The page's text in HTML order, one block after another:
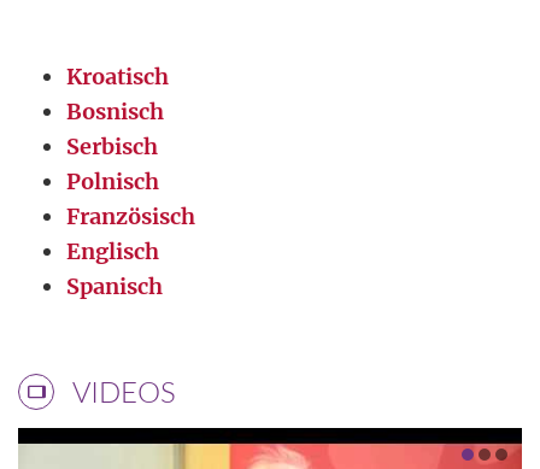
Kroatisch
Bosnisch
Serbisch
Polnisch
Französisch
Englisch
Spanisch
VIDEOS